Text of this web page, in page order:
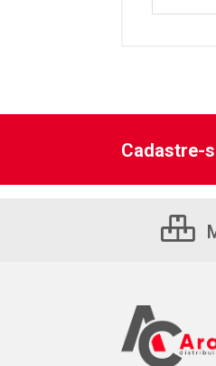
Cadastre-